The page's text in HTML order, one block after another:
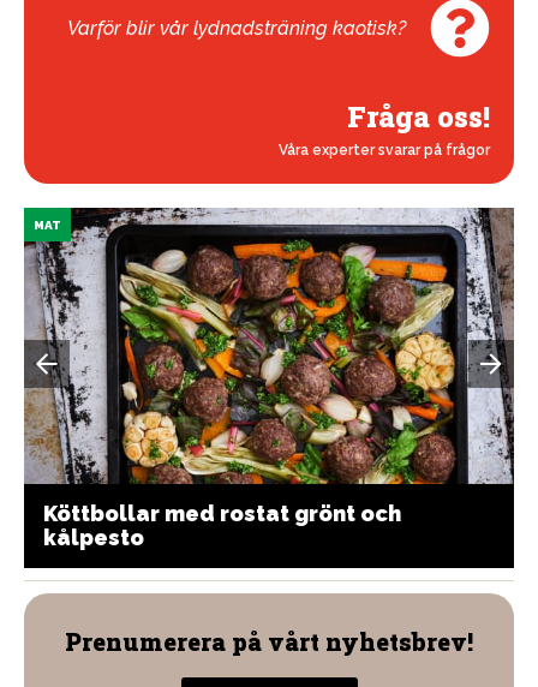
Varför blir vår lydnadsträning kaotisk?
Fråga oss!
Våra experter svarar på frågor
MAT
Köttbollar med rostat grönt och
kålpesto
Prenumerera på vårt nyhetsbrev!